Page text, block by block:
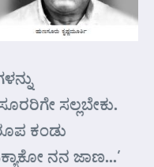
ಸಲ್ಲಬೇಕು.
ಕಂಡು
ನನ ಜಾಣ…’